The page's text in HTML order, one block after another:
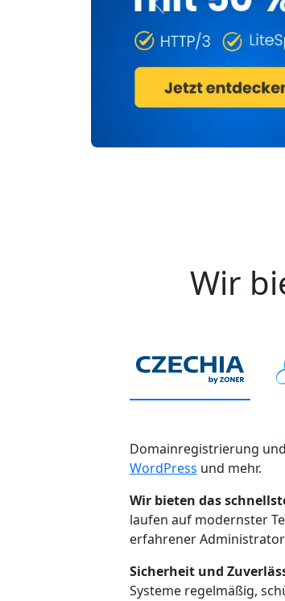
Previous
Wir
Domainregistrierung
WordPress und mehr.
Wir bieten das
laufen auf modernster
erfahrener
Sicherheit und
Systeme regelmäßig,